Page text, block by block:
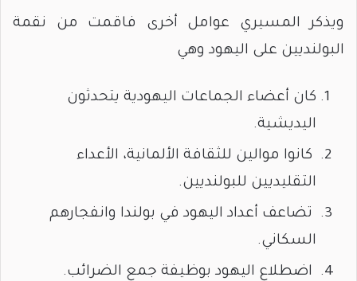
ويذكر المسيري عوامل أخرى فاقمت من نقمة
البولنديين على اليهود وهي
كان أعضاء الجماعات اليهودية يتحدثون
اليديشية.
كانوا موالين للثقافة الألمانية، الأعداء
التقليديين للبولنديين.
تضاعف أعداد اليهود في بولندا وانفجارهم
السكاني.
اضطلاع اليهود بوظيفة جمع الضرائب.